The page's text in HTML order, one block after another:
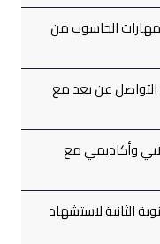
الحاسوب من
التواصل عن بعد مع
وأكاديمي مع
الثانية لاستشهاد